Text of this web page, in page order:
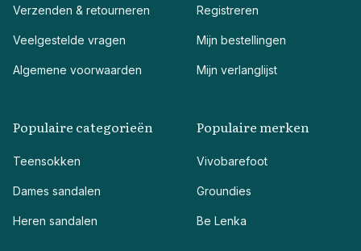
Verzenden & retourneren
Veelgestelde vragen
Algemene voorwaarden
Registreren
Mijn bestellingen
Mijn verlanglijst
Populaire categorieën
Teensokken
Dames sandalen
Heren sandalen
Populaire merken
Vivobarefoot
Groundies
Be Lenka